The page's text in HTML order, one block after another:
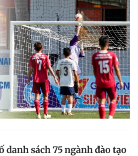
danh sách 75 ngành đào tạo